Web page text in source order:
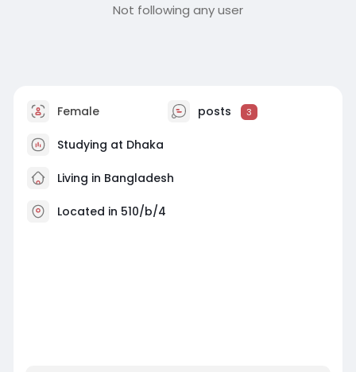
Not following any user
Female posts 3
Studying at Dhaka
Living in Bangladesh
Located in 510/b/4